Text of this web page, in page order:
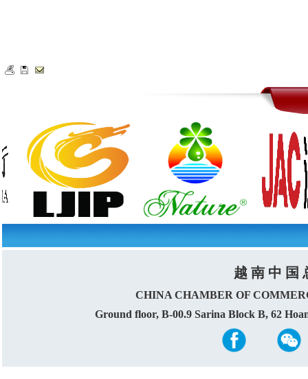
越 南 中 国
CHINA CHAMBER OF
Ground floor, B-00.9 Sarina Block B, 62